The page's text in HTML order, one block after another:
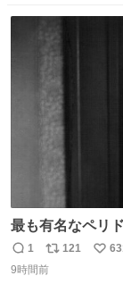
ト
最も有名なペリ
リア大公妃イザ
ペーパーに包ん
返
信
1
リ
ポ
121
い
9時間前